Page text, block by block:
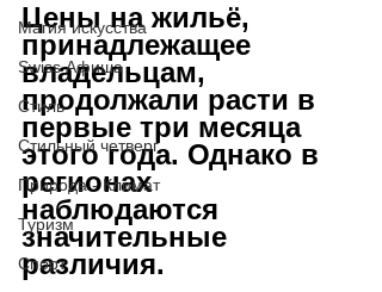
Магия искусства
Swiss Афиша
Стиль
Стильный четверг
Природа - Климат
Туризм
Спорт
Цены на жильё,
принадлежащее
владельцам,
продолжали расти в
первые три месяца
этого года. Однако в
регионах
наблюдаются
значительные
различия.